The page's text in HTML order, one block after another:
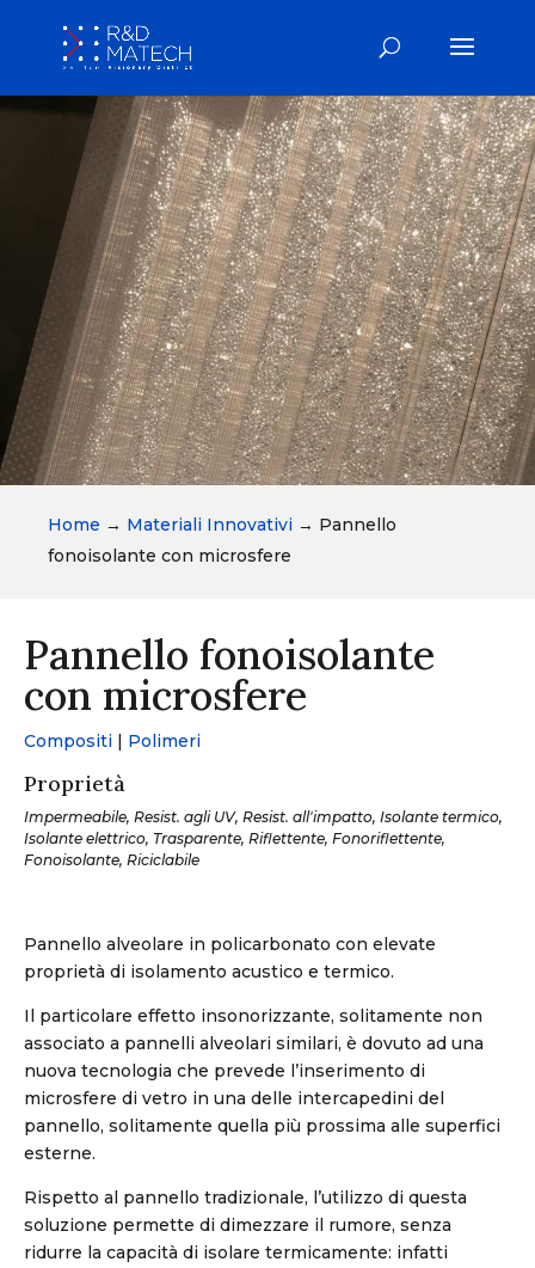
Home → Materiali Innovativi → Pannello
fonoisolante con microsfere
Pannello fonoisolante
con microsfere
Compositi | Polimeri
Proprietà
Impermeabile, Resist. agli UV, Resist. all'impatto, Isolante termico,
Isolante elettrico, Trasparente, Riflettente, Fonoriflettente,
Fonoisolante, Riciclabile
Pannello alveolare in policarbonato con elevate
proprietà di isolamento acustico e termico.
Il particolare effetto insonorizzante, solitamente non
associato a pannelli alveolari similari, è dovuto ad una
nuova tecnologia che prevede l’inserimento di
microsfere di vetro in una delle intercapedini del
pannello, solitamente quella più prossima alle superfici
esterne.
Rispetto al pannello tradizionale, l’utilizzo di questa
soluzione permette di dimezzare il rumore, senza
ridurre la capacità di isolare termicamente: infatti